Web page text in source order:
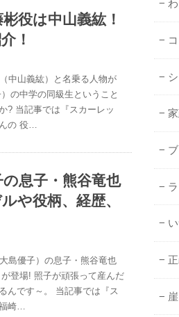
役は中山義紘！
！
中山義紘）と名乗る人物が
の中学の同級生ということ
? 当記事では『スカーレッ
の 役…
の息子・熊谷竜也
や役柄、経歴、
島優子）の息子・熊谷竜也
登場! 照子が頑張って産んだ
んです～。 当記事では『ス
崎…